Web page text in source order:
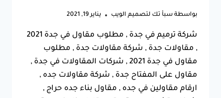
بواسطة سبأ تك لتصميم الويب يناير 19, 2021
شركة ترميم في جدة , مطلوب مقاول في جدة 2021
, مقاولات جدة , شركة مقاولات جدة , مطلوب
مقاول في جدة 2021 , شركات المقاولات في جدة ,
مقاول على المفتاح جدة , شركة مقاولات جده ,
ارقام مقاولين في جده , مقاول بناء جده حراج ,